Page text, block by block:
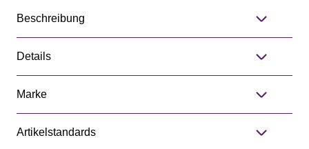
Beschreibung
Details
Marke
Artikelstandards